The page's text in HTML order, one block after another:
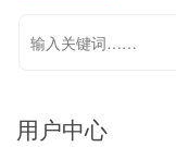
用户中心